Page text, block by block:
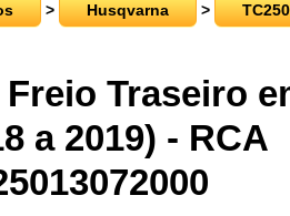
> Husqvarna > TC250
Traseiro
a 2019) - RCA